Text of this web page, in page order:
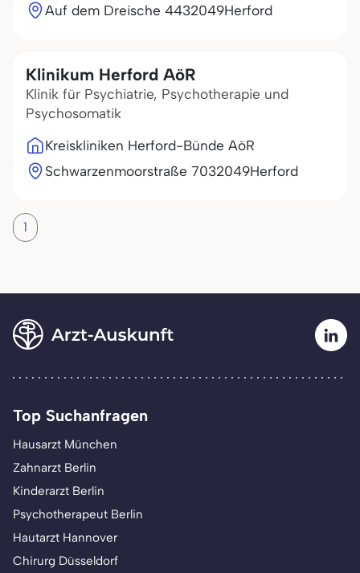
Auf dem Dreische 4432049Herford
Klinikum Herford AöR
Klinik für Psychiatrie, Psychotherapie und
Psychosomatik
Kreiskliniken Herford-Bünde AöR
Schwarzenmoorstraße 7032049Herford
1
Top Suchanfragen
Hausarzt München
Zahnarzt Berlin
Kinderarzt Berlin
Psychotherapeut Berlin
Hautarzt Hannover
Chirurg Düsseldorf